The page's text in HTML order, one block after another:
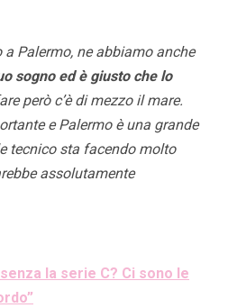
Palermo, ne abbiamo anche
sogno ed è giusto che lo
però c’è di mezzo il mare.
e Palermo è una grande
tecnico sta facendo molto
assolutamente
la serie C? Ci sono le